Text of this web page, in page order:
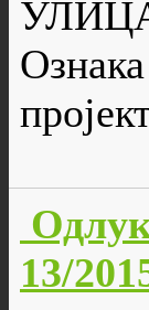
УЛИЦА
13/